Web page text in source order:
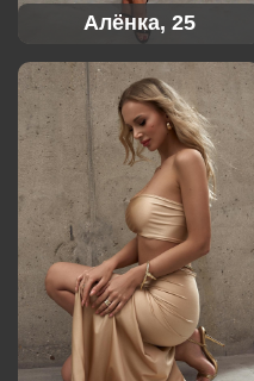
Алёнка, 25